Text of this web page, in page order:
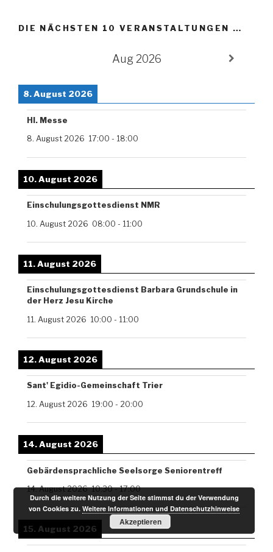
DIE NÄCHSTEN 10 VERANSTALTUNGEN …
Aug 2026
8. August 2026
Hl. Messe
8. August 2026 17:00 - 18:00
10. August 2026
Einschulungsgottesdienst NMR
10. August 2026 08:00 - 11:00
11. August 2026
Einschulungsgottesdienst Barbara Grundschule in
der Herz Jesu Kirche
11. August 2026 10:00 - 11:00
12. August 2026
Sant' Egidio-Gemeinschaft Trier
12. August 2026 19:00 - 20:00
14. August 2026
Gebärdensprachliche Seelsorge Seniorentreff
14. August 2026 10:30-17:00
15. August 2026
Durch die weitere Nutzung der Seite stimmst du der Verwendung
von Cookies zu.Weitere Informationen und Datenschutzhinweise
Akzeptieren